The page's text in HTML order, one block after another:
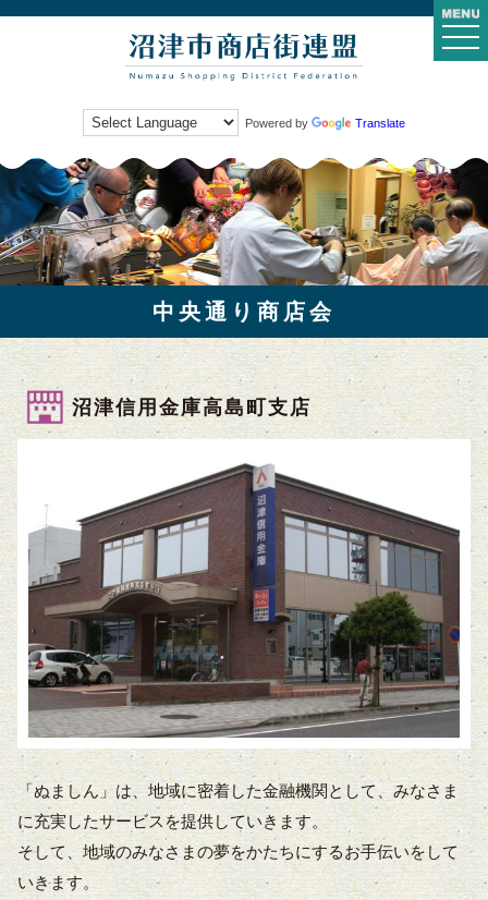
Powered by Translate
中央通り商店会
沼津信用金庫高島町支店
「ぬましん」は、地域に密着した金融機関として、みなさま
に充実したサービスを提供していきます。
そして、地域のみなさまの夢をかたちにするお手伝いをして
いきます。